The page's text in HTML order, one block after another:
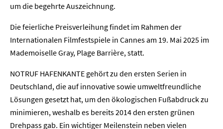
um die begehrte Auszeichnung.
Die feierliche Preisverleihung findet im Rahmen der
Internationalen Filmfestspiele in Cannes am 19. Mai 2025 im
Mademoiselle Gray, Plage Barrière, statt.
NOTRUF HAFENKANTE gehört zu den ersten Serien in
Deutschland, die auf innovative sowie umweltfreundliche
Lösungen gesetzt hat, um den ökologischen Fußabdruck zu
minimieren, weshalb es bereits 2014 den ersten grünen
Drehpass gab. Ein wichtiger Meilenstein neben vielen